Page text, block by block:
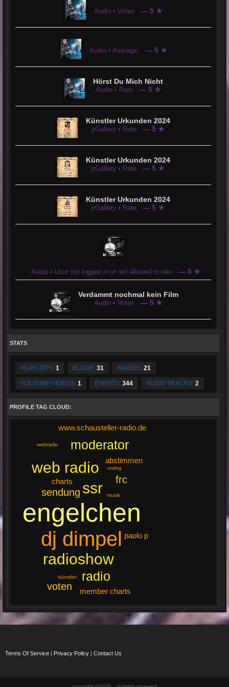
Audio • Votes — 5 ★
Audio • Average: — 5 ★
Hörst Du Mich Nicht
Audio • Rate — 5 ★
Künstler Urkunden 2024
jrGallery • Rate — 5 ★
Künstler Urkunden 2024
jrGallery • Rate — 5 ★
Künstler Urkunden 2024
jrGallery • Rate — 5 ★
Audio • User not logged in or not allowed to rate — 5 ★
Verdammt nochmal kein Film
Audio • Votes — 5 ★
STATS
PLAYLISTS: 1 BLOGS: 31 IMAGES: 21
YOUTUBE VIDEOS: 1 EVENTS: 344 AUDIO TRACKS: 2
PROFILE TAG CLOUD:
engelchen
dj dimpel
ssr
web radio
radioshow
radio
moderator
sendung
frc
voten
www.schausteller-radio.de
abstimmen
member charts
charts
paolo p
künstler
webradio
musik
voting
Terms Of Service | Privacy Policy | Contact Us